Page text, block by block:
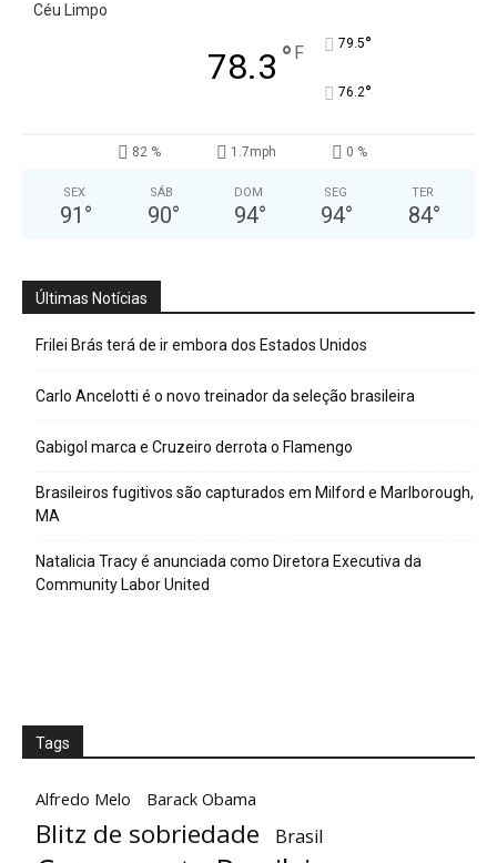
Céu Limpo
78.3 ° F 79.5°
76.2°
82 % 1.7mph 0 %
SEX
91 °
SÁB
90°
DOM
94°
SEG
94°
TER
84°
Últimas Notícias
Frilei Brás terá de ir embora dos Estados Unidos
Carlo Ancelotti é o novo treinador da seleção brasileira
Gabigol marca e Cruzeiro derrota o Flamengo
Brasileiros fugitivos são capturados em Milford e Marlborough,
MA
Natalicia Tracy é anunciada como Diretora Executiva da
Community Labor United
Tags
Alfredo Melo Barack Obama
Blitz de sobriedade Brasil